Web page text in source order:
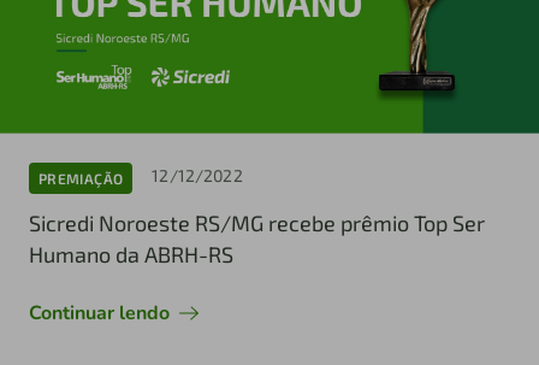
PREMIAÇÃO 12/12/2022
Sicredi Noroeste RS/MG recebe prêmio Top Ser
Humano da ABRH-RS
Continuar lendo